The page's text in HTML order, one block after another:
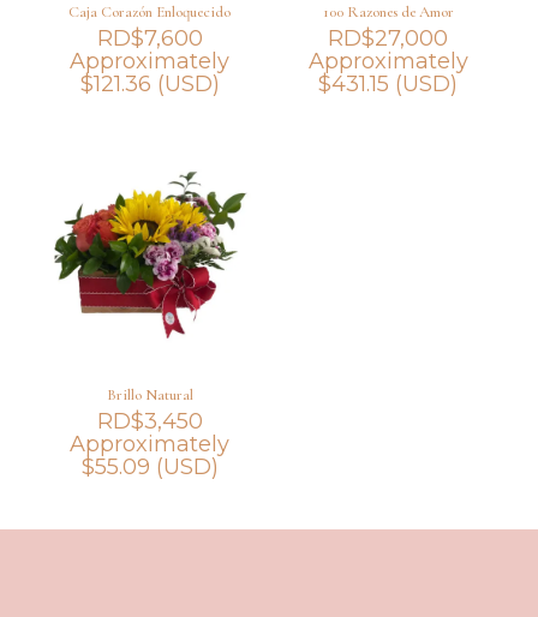
Caja Corazón Enloquecido
RD$7,600
Approximately
$121.36 (USD)
100 Razones de Amor
RD$27,000
Approximately
$431.15 (USD)
Brillo Natural
RD$3,450
Approximately
$55.09 (USD)